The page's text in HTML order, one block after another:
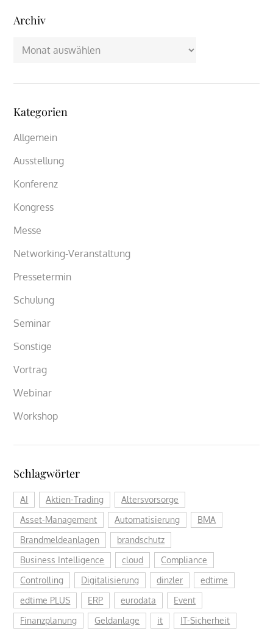
Archiv
Archiv
Kategorien
Allgemein
Ausstellung
Konferenz
Kongress
Messe
Networking-Veranstaltung
Pressetermin
Schulung
Seminar
Sonstige
Vortrag
Webinar
Workshop
Schlagwörter
AI Aktien-Trading
Altersvorsorge
Asset-Management
Automatisierung
BMA
Brandmeldeanlagen
brandschutz
Business Intelligence
cloud
Compliance
Controlling
Digitalisierung dinzler
edtime
edtime PLUS
ERP eurodata
Event
Finanzplanung
Geldanlage it
IT-Sicherheit